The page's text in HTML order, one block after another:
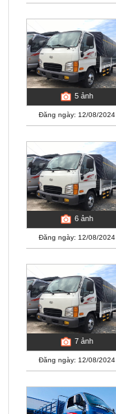
5 ảnh
Đăng ngày: 12/08/2024
6 ảnh
Đăng ngày: 12/08/2024
7 ảnh
Đăng ngày: 12/08/2024